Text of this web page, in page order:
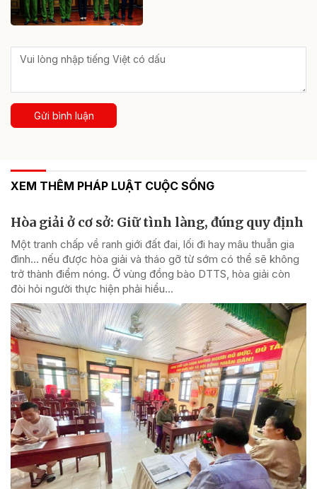
Gửi bình luận
XEM THÊM PHÁP LUẬT CUỘC SỐNG
Hòa giải ở cơ sở: Giữ tình làng, đúng quy định
Một tranh chấp về ranh giới đất đai, lối đi hay mâu thuẫn gia
đình... nếu được hòa giải và tháo gỡ từ sớm có thể sẽ không
trở thành điểm nóng. Ở vùng đồng bào DTTS, hòa giải còn
đòi hỏi người thực hiện phải hiểu...